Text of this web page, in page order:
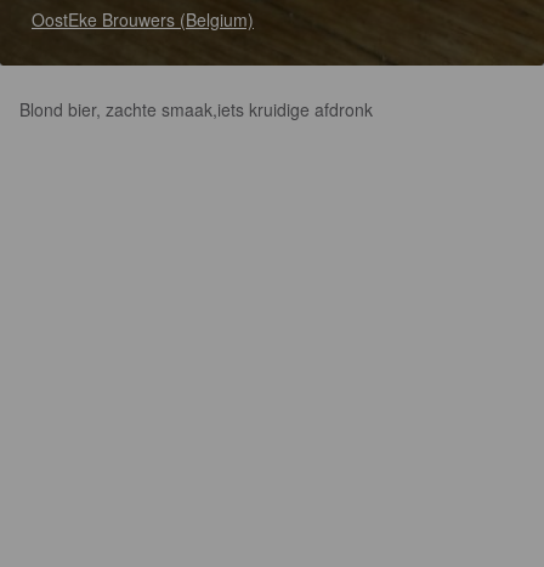
OostEke Brouwers (Belgium)
Blond bier, zachte smaak,iets kruidige afdronk